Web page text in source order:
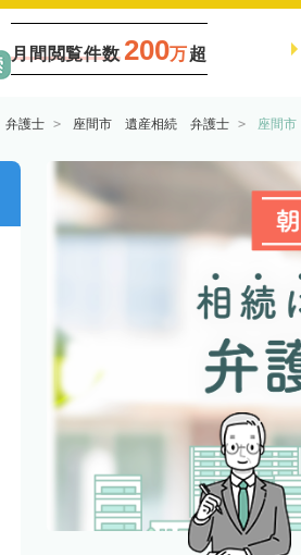
月間閲覧件数 200万超
護士 座間市 遺産相続 弁護士 座間